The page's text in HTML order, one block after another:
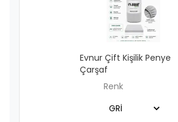
Evnur Çift Kişilik Penye
Çarşaf
Renk